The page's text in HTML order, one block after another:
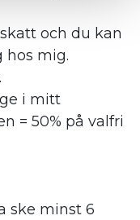
och du kan
hos mig.
i mitt
= 50% på valfri
ske minst 6